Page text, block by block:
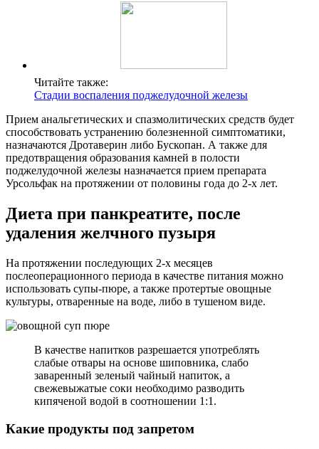
Читайте также:
Стадии воспаления поджелудочной железы
Прием анальгетических и спазмолитических средств будет
способствовать устранению болезненной симптоматики,
назначаются Дротаверин либо Бускопан. А также для
предотвращения образования камней в полости
поджелудочной железы назначается прием препарата
Урсольфак на протяжении от половины года до 2-х лет.
Диета при панкреатите, после
удаления желчного пузыря
На протяжении последующих 2-х месяцев
послеоперационного периода в качестве питания можно
использовать супы-пюре, а также протертые овощные
культуры, отваренные на воде, либо в тушеном виде.
В качестве напитков разрешается употреблять
слабые отвары на основе шиповника, слабо
заваренный зеленый чайный напиток, а
свежевыжатые соки необходимо разводить
кипяченой водой в соотношении 1:1.
Какие продукты под запретом